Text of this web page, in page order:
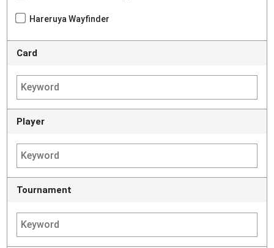
Hareruya Wayfinder
Card
Player
Tournament